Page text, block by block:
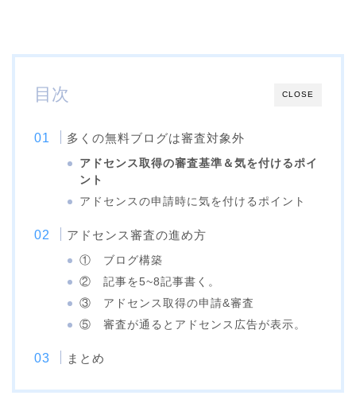
CLOSE
目次
多くの無料ブログは審査対象外
アドセンス取得の審査基準＆気を付けるポイ
ント
アドセンスの申請時に気を付けるポイント
アドセンス審査の進め方
① ブログ構築
② 記事を5~8記事書く。
③ アドセンス取得の申請&審査
⑤ 審査が通るとアドセンス広告が表示。
まとめ